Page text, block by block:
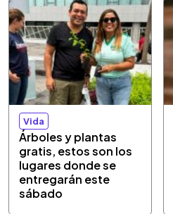
Vida
Árboles y plantas
gratis, estos son los
lugares donde se
entregarán este
sábado